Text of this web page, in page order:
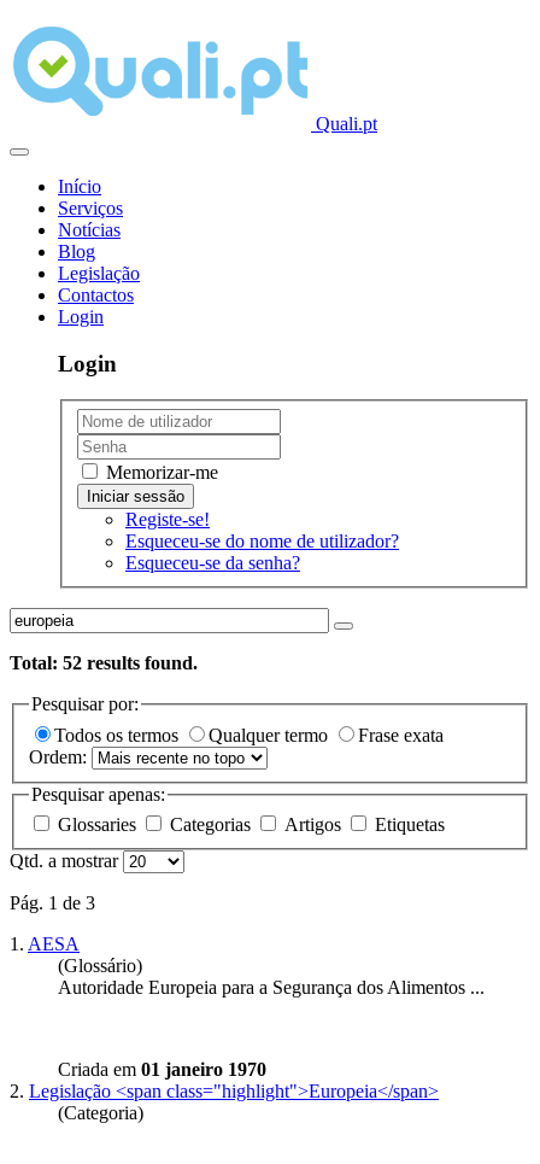
Quali.pt
Início
Serviços
Notícias
Blog
Legislação
Contactos
Login
Login
Memorizar-me
Registe-se!
Esqueceu-se do nome de utilizador?
Esqueceu-se da senha?
Total: 52 results found.
Pesquisar por:
Todos os termos
Qualquer termo
Frase exata
Ordem:
Pesquisar apenas:
Glossaries
Categorias Artigos
Etiquetas
Qtd. a mostrar
Pág. 1 de 3
1. AESA
(Glossário)
Autoridade Europeia para a Segurança dos Alimentos ...
Criada em 01 janeiro 1970
2. Legislação <span class="highlight">Europeia</span>
(Categoria)